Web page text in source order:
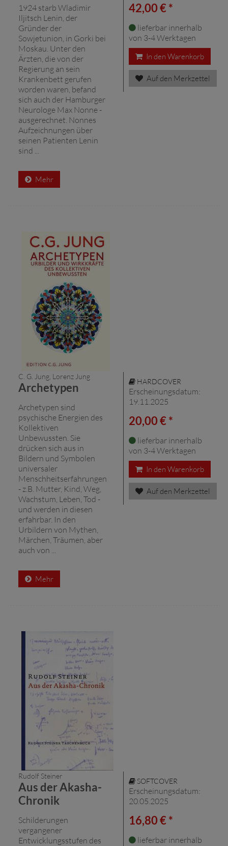
1924 starb Wladimir
Iljitsch Lenin, der
Gründer der
Sowjetunion, in Gorki bei
Moskau. Unter den
Ärzten, die von der
Regierung an sein
Krankenbett gerufen
worden waren, befand
sich auch der Hamburger
Neurologe Max Nonne -
ausgerechnet. Nonnes
Aufzeichnungen über
seinen Patienten Lenin
sind ...
Mehr
42,00 € *
lieferbar innerhalb
von 3-4 Werktagen
In den Warenkorb
Auf den Merkzettel
C. G. Jung, Lorenz Jung
Archetypen
Archetypen sind
psychische Energien des
Kollektiven
Unbewussten. Sie
drücken sich aus in
Bildern und Symbolen
universaler
Menschheitserfahrungen
- z.B. Mutter, Kind, Weg,
Wachstum, Leben, Tod -
und werden in diesen
erfahrbar. In den
Urbildern von Mythen,
Märchen, Träumen, aber
auch von ...
Mehr
HARDCOVER
Erscheinungsdatum:
19.11.2025
20,00 € *
lieferbar innerhalb
von 3-4 Werktagen
In den Warenkorb
Auf den Merkzettel
Rudolf Steiner
Aus der Akasha-
Chronik
Schilderungen
vergangener
Entwicklungsstufen des
SOFTCOVER
Erscheinungsdatum:
20.05.2025
16,80 € *
lieferbar innerhalb